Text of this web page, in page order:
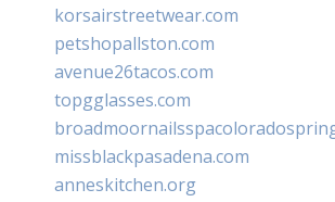
korsairstreetwear.com
petshopallston.com
avenue26tacos.com
topgglasses.com
missblackpasadena.com
anneskitchen.org